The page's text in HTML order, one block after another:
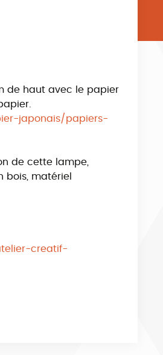
de haut avec le papier
japonais/papiers-
de cette lampe,
bois, matériel
creatif-